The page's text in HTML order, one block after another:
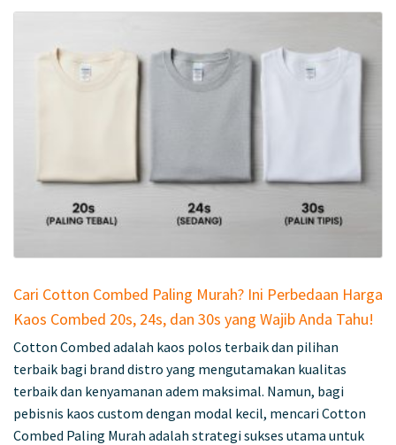
Cari Cotton Combed Paling Murah? Ini Perbedaan Harga
Kaos Combed 20s, 24s, dan 30s yang Wajib Anda Tahu!
Cotton Combed adalah kaos polos terbaik dan pilihan
terbaik bagi brand distro yang mengutamakan kualitas
terbaik dan kenyamanan adem maksimal. Namun, bagi
pebisnis kaos custom dengan modal kecil, mencari Cotton
Combed Paling Murah adalah strategi sukses utama untuk